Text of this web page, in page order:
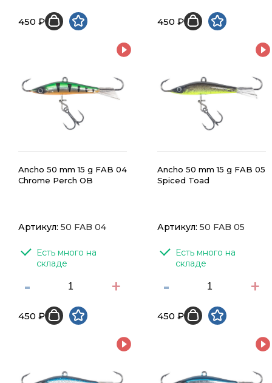
450 ₽ 450 ₽
Ancho 50 mm 15 g FAB 04
Chrome Perch OB
Артикул: 50 FAB 04
Есть много на
складе
- +
450 ₽
Ancho 50 mm 15 g FAB 05
Spiced Toad
Артикул: 50 FAB 05
Есть много на
складе
- +
450 ₽